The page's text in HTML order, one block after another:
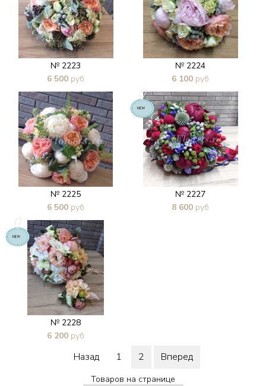
№ 2223
6 500 руб
В 1 клик
№ 2224
6 100 руб
В 1 клик
№ 2225
6 500 руб
В 1 клик
№ 2227
8 600 руб
№ 2228
6 200 руб
В 1 кликНазад 1 2 Вперед
Товаров на странице